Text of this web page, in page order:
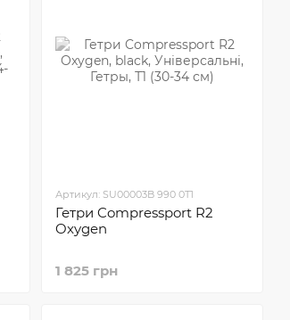
Артикул: SU00003B 990 0T1
Гетри Compressport R2
Oxygen
1 825 грн